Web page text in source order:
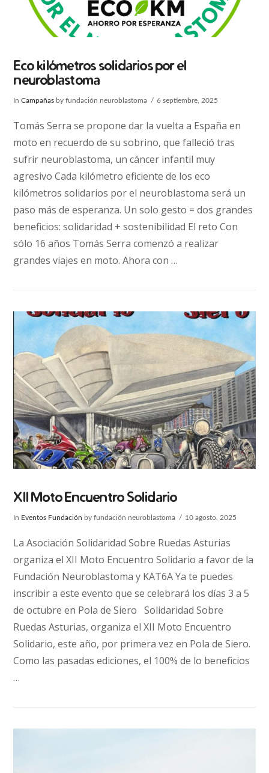
Eco kilómetros solidarios por el
neuroblastoma
InCampañas by fundación neuroblastoma 6 septiembre, 2025
Tomás Serra se propone dar la vuelta a España en
moto en recuerdo de su sobrino, que falleció tras
sufrir neuroblastoma, un cáncer infantil muy
agresivo Cada kilómetro eficiente de los eco
kilómetros solidarios por el neuroblastoma será un
paso más de esperanza. Un solo gesto = dos grandes
beneficios: solidaridad + sostenibilidad El reto Con
sólo 16 años Tomás Serra comenzó a realizar
grandes viajes en moto. Ahora con …
XII Moto Encuentro Solidario
In Eventos Fundación by fundación neuroblastoma 10 agosto, 2025
La Asociación Solidaridad Sobre Ruedas Asturias
organiza el XII Moto Encuentro Solidario a favor de la
Fundación Neuroblastoma y KAT6A Ya te puedes
inscribir a este evento que se celebrará los días 3 a 5
de octubre en Pola de Siero Solidaridad Sobre
Ruedas Asturias, organiza el XII Moto Encuentro
Solidario, este año, por primera vez en Pola de Siero.
Como las pasadas ediciones, el 100% de lo beneficios
…